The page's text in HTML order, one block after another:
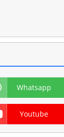
Whatsapp
Youtube